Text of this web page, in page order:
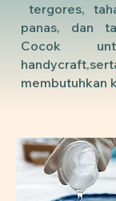
tergores,
panas, dan
Cocok
membutuhkan